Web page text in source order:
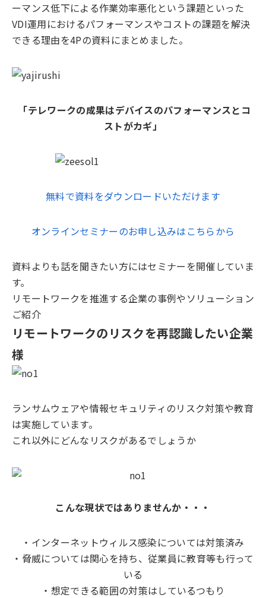
ーマンス低下による作業効率悪化という課題といった
VDI運用におけるパフォーマンスやコストの課題を解決
できる理由を4Pの資料にまとめました。
「テレワークの成果は​デバイスのパフォーマンスとコ
ストがカギ」
無料で資料をダウンロードいただけます
オンラインセミナーのお申し込みはこちらから
資料よりも話を聞きたい方にはセミナーを開催していま
す。
リモートワークを推進する企業の事例やソリューション
ご紹介
リモートワークのリスクを再認識したい企業
様
ランサムウェアや情報セキュリティのリスク対策や教育
は実施しています。
これ以外にどんなリスクがあるでしょうか
こんな現状ではありませんか・・・
・インターネットウィルス感染については対策済み
・脅威については関心を持ち、従業員に教育等も行って
いる
・想定できる範囲の対策はしているつもり